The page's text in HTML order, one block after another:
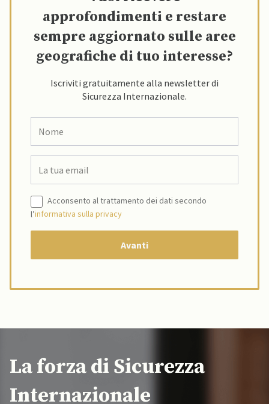
approfondimenti e restare
sempre aggiornato sulle aree
geografiche di tuo interesse?
Iscriviti gratuitamente alla newsletter di
Sicurezza Internazionale.
Acconsento al trattamento dei dati secondo
l’informativa sulla privacy
La forza di Sicurezza
Internazionale